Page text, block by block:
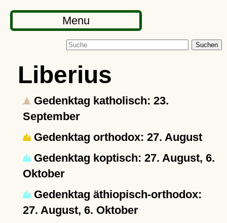
Menu
Suchen
Liberius
Gedenktag katholisch: 23.
September
Gedenktag orthodox: 27. August
Gedenktag koptisch: 27. August, 6.
Oktober
Gedenktag äthiopisch-orthodox:
27. August, 6. Oktober